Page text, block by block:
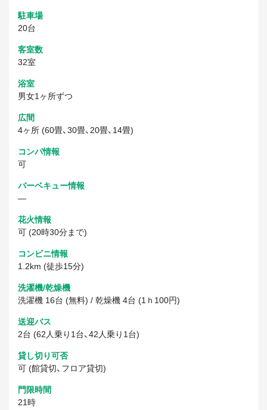
駐車場
20台
客室数
32室
浴室
男女1ヶ所ずつ
広間
4ヶ所 (60畳、30畳、20畳、14畳)
コンパ情報
可
バーベキュー情報
―
花火情報
可 (20時30分まで)
コンビニ情報
1.2km (徒歩15分)
洗濯機/乾燥機
洗濯機 16台 (無料) / 乾燥機 4台 (1ｈ100円)
送迎バス
2台 (62人乗り1台、42人乗り1台)
貸し切り可否
可 (館貸切、フロア貸切)
門限時間
21時